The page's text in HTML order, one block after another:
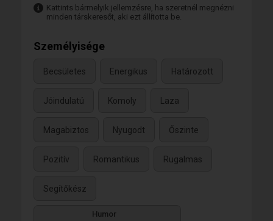
Kattints bármelyik jellemzésre, ha szeretnél megnézni
minden társkeresőt, aki ezt állította be.
Személyisége
Becsületes Energikus Határozott
Jóindulatú Komoly Laza
Magabiztos Nyugodt Őszinte
Pozitív Romantikus Rugalmas
Segítőkész
Humor